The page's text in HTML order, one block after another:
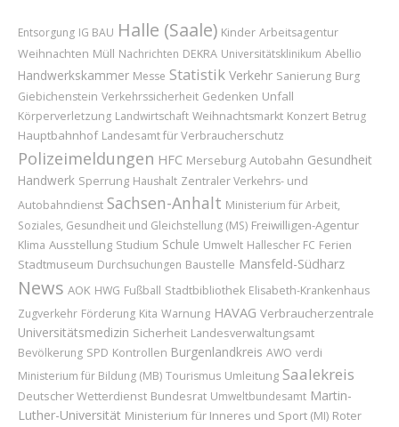
Entsorgung IG BAU Halle (Saale) Kinder Arbeitsagentur
Weihnachten Müll Nachrichten DEKRA Universitätsklinikum Abellio
Handwerkskammer Messe Statistik Verkehr Sanierung Burg
Giebichenstein Verkehrssicherheit Gedenken Unfall
Körperverletzung Landwirtschaft Weihnachtsmarkt Konzert Betrug
Hauptbahnhof Landesamt für Verbraucherschutz
Polizeimeldungen HFC Merseburg Autobahn Gesundheit
Handwerk Sperrung Haushalt Zentraler Verkehrs- und
Autobahndienst Sachsen-Anhalt Ministerium für Arbeit,
Soziales, Gesundheit und Gleichstellung (MS) Freiwilligen-Agentur
Klima Ausstellung Studium Schule Umwelt Hallescher FC Ferien
Stadtmuseum Durchsuchungen Baustelle Mansfeld-Südharz
News AOK HWG Fußball Stadtbibliothek Elisabeth-Krankenhaus
Zugverkehr Förderung Kita Warnung HAVAG Verbraucherzentrale
Universitätsmedizin Sicherheit Landesverwaltungsamt
Bevölkerung SPD Kontrollen Burgenlandkreis AWO verdi
Ministerium für Bildung (MB) Tourismus Umleitung Saalekreis
Deutscher Wetterdienst Bundesrat Umweltbundesamt Martin-
Luther-Universität Ministerium für Inneres und Sport (MI) Roter